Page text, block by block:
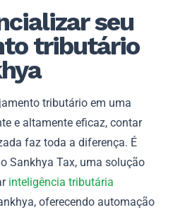
seu
tributário
tributário em uma
e altamente eficaz, contar
faz toda a diferença. É
Sankhya Tax, uma solução
inteligência tributária
oferecendo automação